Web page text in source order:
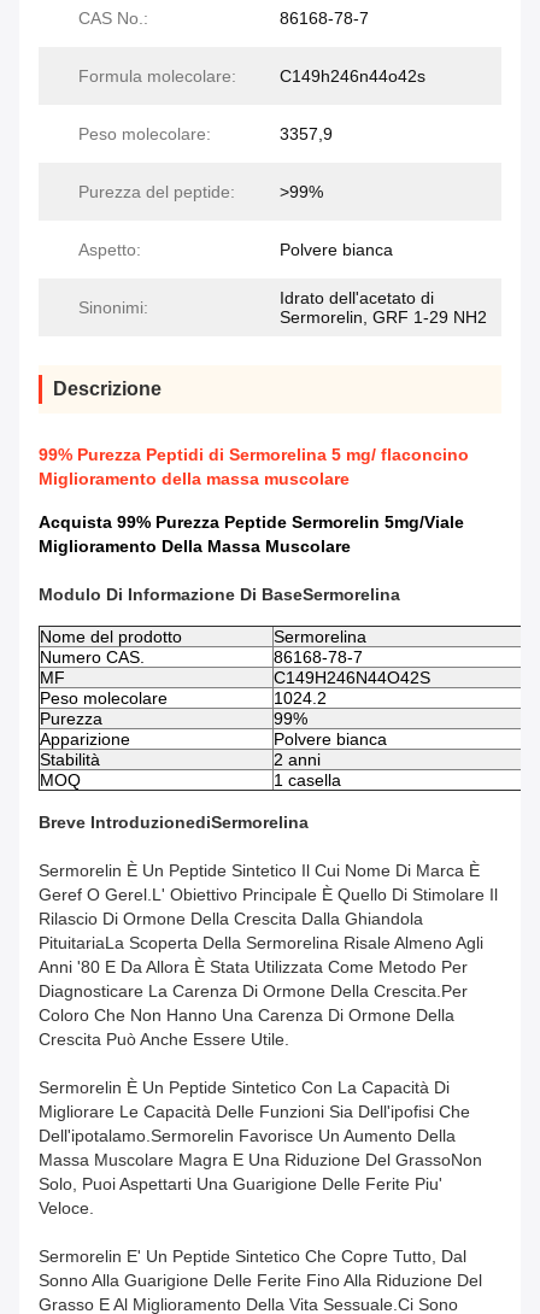
CAS No.: 86168-78-7
Formula molecolare: C149h246n44o42s
Peso molecolare: 3357,9
Purezza del peptide: >99%
Aspetto: Polvere bianca
Sinonimi:
Idrato dell'acetato di
Sermorelin, GRF 1-29 NH2
Descrizione
99% Purezza Peptidi di Sermorelina 5 mg/ flaconcino
Miglioramento della massa muscolare
Acquista 99% Purezza Peptide Sermorelin 5mg/Viale
Miglioramento Della Massa Muscolare
Modulo Di Informazione Di BaseSermorelina
Nome del prodotto
Sermorelina
Numero CAS.
86168-78-7
MF
C149H246N44O42S
Peso molecolare
1024.2
Purezza
99%
Apparizione
Polvere bianca
Stabilità
2 anni
MOQ
1 casella
Breve IntroduzioneDiSermorelina
Sermorelin È Un Peptide Sintetico Il Cui Nome Di Marca È
Geref O Gerel.L' Obiettivo Principale È Quello Di Stimolare Il
Rilascio Di Ormone Della Crescita Dalla Ghiandola
PituitariaLa Scoperta Della Sermorelina Risale Almeno Agli
Anni '80 E Da Allora È Stata Utilizzata Come Metodo Per
Diagnosticare La Carenza Di Ormone Della Crescita.per
Coloro Che Non Hanno Una Carenza Di Ormone Della
Crescita Può Anche Essere Utile.
Sermorelin È Un Peptide Sintetico Con La Capacità Di
Migliorare Le Capacità Delle Funzioni Sia Dell'ipofisi Che
Dell'ipotalamo.Sermorelin Favorisce Un Aumento Della
Massa Muscolare Magra E Una Riduzione Del GrassoNon
Solo, Puoi Aspettarti Una Guarigione Delle Ferite Piu'
Veloce.
Sermorelin E' Un Peptide Sintetico Che Copre Tutto, Dal
Sonno Alla Guarigione Delle Ferite Fino Alla Riduzione Del
Grasso E Al Miglioramento Della Vita Sessuale.ci Sono